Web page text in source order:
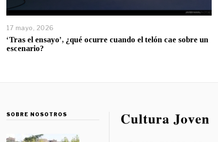
17 mayo, 2026
‘Tras el ensayo’, ¿qué ocurre cuando el telón cae sobre un
escenario?
SOBRE NOSOTROS